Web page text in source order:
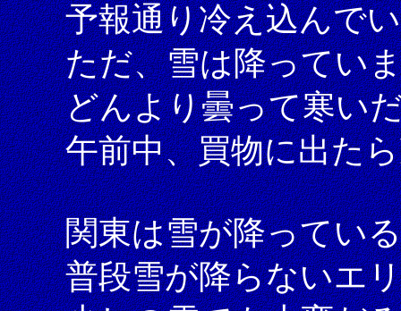
予報通り冷え込んで
ただ、雪は降ってい
どんより曇って寒い
午前中、買物に出た
関東は雪が降ってい
普段雪が降らないエ